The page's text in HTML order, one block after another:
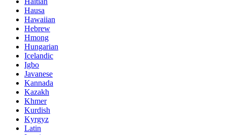
Hausa
Hawaiian
Hebrew
Hmong
Hungarian
Icelandic
Igbo
Javanese
Kannada
Kazakh
Khmer
Kurdish
Kyrgyz
Latin